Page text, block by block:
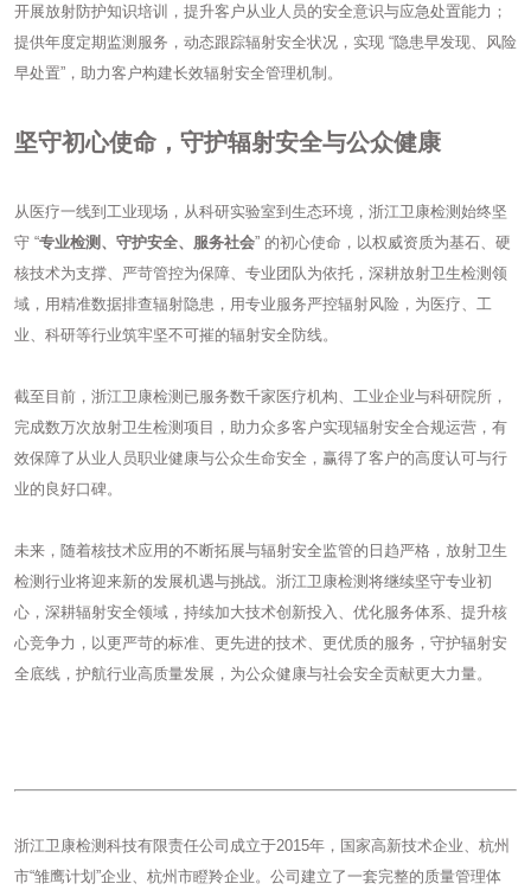
开展放射防护知识培训，提升客户从业人员的安全意识与应急处置能力；
提供年度定期监测服务，动态跟踪辐射安全状况，实现 “隐患早发现、风险
早处置”，助力客户构建长效辐射安全管理机制。
坚守初心使命，守护辐射安全与公众健康
从医疗一线到工业现场，从科研实验室到生态环境，浙江卫康检测始终坚
守 “专业检测、守护安全、服务社会” 的初心使命，以权威资质为基石、硬
核技术为支撑、严苛管控为保障、专业团队为依托，深耕放射卫生检测领
域，用精准数据排查辐射隐患，用专业服务严控辐射风险，为医疗、工
业、科研等行业筑牢坚不可摧的辐射安全防线。
截至目前，浙江卫康检测已服务数千家医疗机构、工业企业与科研院所，
完成数万次放射卫生检测项目，助力众多客户实现辐射安全合规运营，有
效保障了从业人员职业健康与公众生命安全，赢得了客户的高度认可与行
业的良好口碑。
未来，随着核技术应用的不断拓展与辐射安全监管的日趋严格，放射卫生
检测行业将迎来新的发展机遇与挑战。浙江卫康检测将继续坚守专业初
心，深耕辐射安全领域，持续加大技术创新投入、优化服务体系、提升核
心竞争力，以更严苛的标准、更先进的技术、更优质的服务，守护辐射安
全底线，护航行业高质量发展，为公众健康与社会安全贡献更大力量。
浙江卫康检测科技有限责任公司成立于2015年，国家高新技术企业、杭州
市“雏鹰计划”企业、杭州市瞪羚企业。公司建立了一套完整的质量管理体